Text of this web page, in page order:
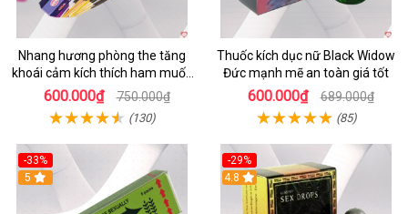
Nhang hương phòng the tăng
khoái cảm kích thích ham muốn
nhẹ nhàng
600.000₫ 750.000₫
(130)
Thuốc kích dục nữ Black Widow
Đức mạnh mẽ an toàn giá tốt
600.000₫ 689.000₫
(85)
-33%
5
-29%
Hot
4.8